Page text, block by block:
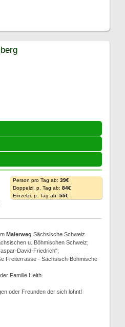
Person pro Tag ab: 39€
Doppelzi. p. Tag ab: 84€
Einzelzi. p. Tag ab: 55€
Malerweg Sächsische Schweiz
u. Böhmischen Schweiz;
David-Friedrich";
Freiterrasse - Sächsisch-Böhmische
Familie Helth.
oder Freunden der sich lohnt!